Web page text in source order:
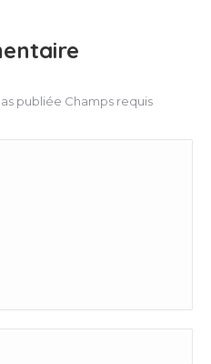
publiée Champs requis